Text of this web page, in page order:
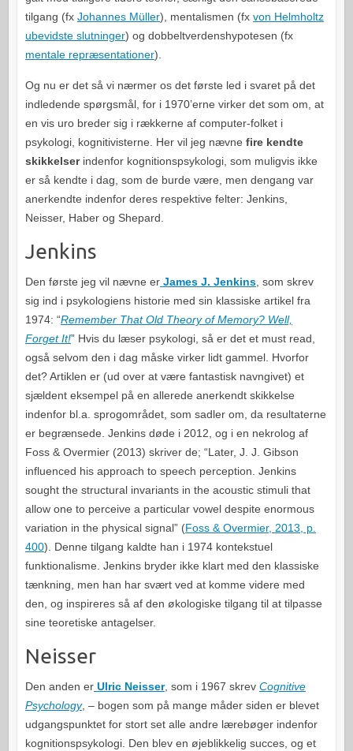
tilgang (fx Johannes Müller), mentalismen (fx von Helmholtz
ubevidste slutninger) og dobbeltverdenshypotesen (fx
mentale repræsentationer).
Og nu er det så vi nærmer os det første led i svaret på det
indledende spørgsmål, for i 1970’erne virker det som om, at
en vis uro breder sig i rækkerne af computer-folket i
psykologi, kognitivisterne. Her vil jeg nævne fire kendte
skikkelserindenfor kognitionspsykologi, som muligvis ikke
er så kendte i dag, som de burde være, men dengang var
anerkendte indenfor deres respektive felter: Jenkins,
Neisser, Haber og Shepard.
Jenkins
Den første jeg vil nævne er James J. Jenkins, som skrev
sig ind i psykologiens historie med sin klassiske artikel fra
1974: “Remember That Old Theory of Memory? Well,
Forget It!” Hvis du læser psykologi, så er det et must read,
også selvom den i dag måske virker lidt gammel. Hvorfor
det? Artiklen er (ud over at være fantastisk navngivet) et
sjældent eksempel på en allerede anerkendt skikkelse
indenfor bl.a. sprogområdet, som sadler om, da resultaterne
er begrænsede. Jenkins døde i 2012, og i en nekrolog af
Foss & Overmier (2013) skriver de; “Later, J. J. Gibson
influenced his approach to speech perception. Jenkins
sought the structural invariants in the acoustic stimuli that
allow one to perceive a particular vowel despite enormous
variation in the physical signal” (Foss & Overmier, 2013, p.
400). Denne tilgang kaldte han i 1974 kontekstuel
funktionalisme. Jenkins bryder ikke klart med den klassiske
tænkning, men han har svært ved at komme videre med
den, og inspireres så af den økologiske tilgang til at tilpasse
sine teoretiske antagelser.
Neisser
Den anden erUlric Neisser, som i 1967 skrev Cognitive
Psychology, – bogen som på mange måder siden er blevet
udgangspunktet for stort set alle andre lærebøger indenfor
kognitionspsykologi. Den blev en øjeblikkelig succes, og et